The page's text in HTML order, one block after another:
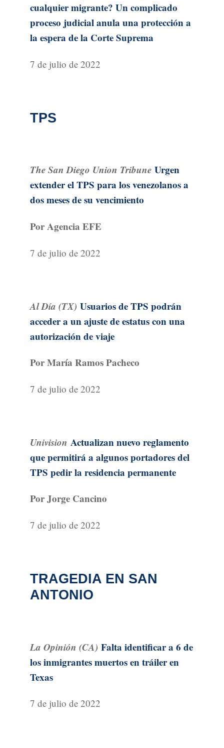
cualquier migrante? Un complicado
proceso judicial anula una protección a
la espera de la Corte Suprema
7 de julio de 2022
TPS
The San Diego Union Tribune Urgen
extender el TPS para los venezolanos a
dos meses de su vencimiento
Por Agencia EFE
7 de julio de 2022
Al Día (TX) Usuarios de TPS podrán
acceder a un ajuste de estatus con una
autorización de viaje
Por María Ramos Pacheco
7 de julio de 2022
Univision Actualizan nuevo reglamento
que permitirá a algunos portadores del
TPS pedir la residencia permanente
Por Jorge Cancino
7 de julio de 2022
TRAGEDIA EN SAN
ANTONIO
La Opinión (CA) Falta identificar a 6 de
los inmigrantes muertos en tráiler en
Texas
7 de julio de 2022